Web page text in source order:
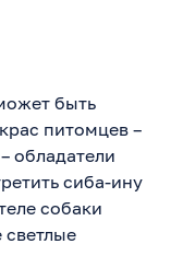
быть
питомцев –
обладатели
сиба-ину
собаки
светлые